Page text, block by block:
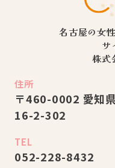
名古屋の女
サ
株式
住所
〒460-0002 愛知
16-2-302
TEL
052-228-8432